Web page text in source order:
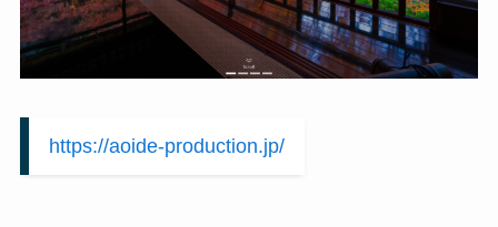
https://aoide-production.jp/